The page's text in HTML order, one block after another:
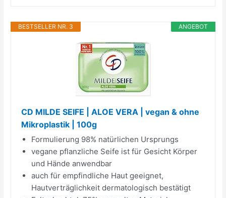
ANGEBOT
BESTSELLER NR. 3
CD MILDE SEIFE | ALOE VERA | vegan & ohne
Mikroplastik | 100g
Formulierung 98% natürlichen Ursprungs
vegane pflanzliche Seife ist für Gesicht Körper
und Hände anwendbar
auch für empfindliche Haut geeignet,
Hautverträglichkeit dermatologisch bestätigt